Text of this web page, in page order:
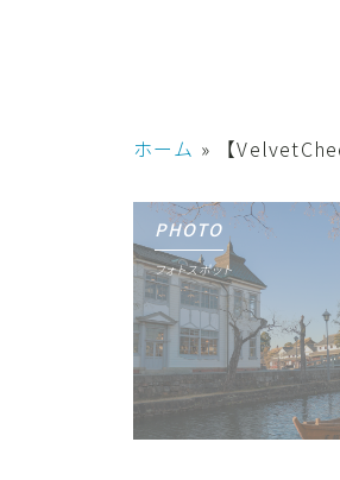
ホーム » 【
フォトスポット
PHOTO